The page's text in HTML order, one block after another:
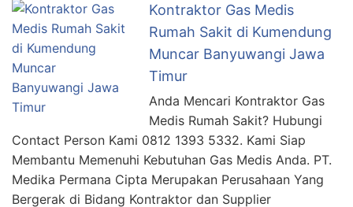
Kontraktor Gas Medis
Rumah Sakit di Kumendung
Muncar Banyuwangi Jawa
Timur
Anda Mencari Kontraktor Gas
Medis Rumah Sakit? Hubungi
Contact Person Kami 0812 1393 5332. Kami Siap
Membantu Memenuhi Kebutuhan Gas Medis Anda. PT.
Medika Permana Cipta Merupakan Perusahaan Yang
Bergerak di Bidang Kontraktor dan Supplier